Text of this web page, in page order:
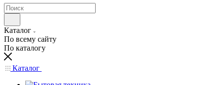
Каталог
По всему сайту
По каталогу
Каталог